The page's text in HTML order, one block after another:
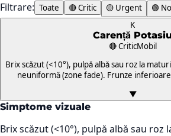
Filtrare: Toate 🔴 Critic 🟡 Urgent
🟢
K
Carență Potasiu
🔴 CriticMobil
Brix scăzut (<10°), pulpă albă sau roz la
neuniformă (zone fade). Frunze
▼
Simptome vizuale
Brix scăzut (<10°), pulpă albă sau roz